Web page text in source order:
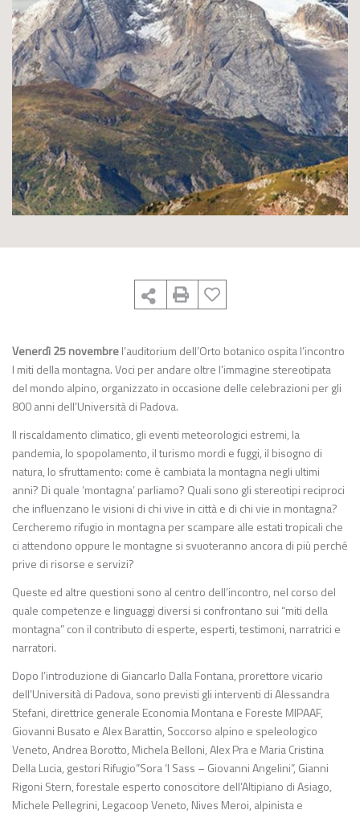
Venerdì 25 novembrel’auditorium dell’Orto botanico ospita l’incontro
I miti della montagna. Voci per andare oltre l’immagine stereotipata
del mondo alpino, organizzato in occasione delle celebrazioni per gli
800 anni dell’Università di Padova.
Il riscaldamento climatico, gli eventi meteorologici estremi, la
pandemia, lo spopolamento, il turismo mordi e fuggi, il bisogno di
natura, lo sfruttamento: come è cambiata la montagna negli ultimi
anni? Di quale ‘montagna’ parliamo? Quali sono gli stereotipi reciproci
che influenzano le visioni di chi vive in città e di chi vie in montagna?
Cercheremo rifugio in montagna per scampare alle estati tropicali che
ci attendono oppure le montagne si svuoteranno ancora di più perché
prive di risorse e servizi?
Queste ed altre questioni sono al centro dell’incontro, nel corso del
quale competenze e linguaggi diversi si confrontano sui “miti della
montagna” con il contributo di esperte, esperti, testimoni, narratrici e
narratori.
Dopo l’introduzione di Giancarlo Dalla Fontana, prorettore vicario
dell’Università di Padova, sono previsti gli interventi di Alessandra
Stefani, direttrice generale Economia Montana e Foreste MIPAAF,
Giovanni Busato e Alex Barattin, Soccorso alpino e speleologico
Veneto, Andrea Borotto, Michela Belloni, Alex Pra e Maria Cristina
Della Lucia, gestori Rifugio”Sora ‘l Sass – Giovanni Angelini”, Gianni
Rigoni Stern, forestale esperto conoscitore dell’Altipiano di Asiago,
Michele Pellegrini, Legacoop Veneto, Nives Meroi, alpinista e